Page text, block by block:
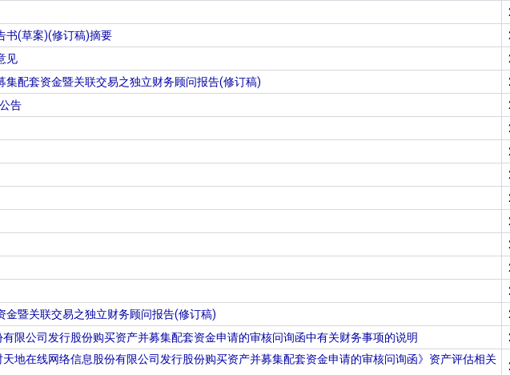
书(草案)(修订稿)摘要
见
配套资金暨关联交易之独立财务顾问报告(修订稿)
告
暨关联交易之独立财务顾问报告(修订稿)
限公司发行股份购买资产并募集配套资金申请的审核问询函中有关财务事项的说明
地在线网络信息股份有限公司发行股份购买资产并募集配套资金申请的审核问询函》资产评估相关